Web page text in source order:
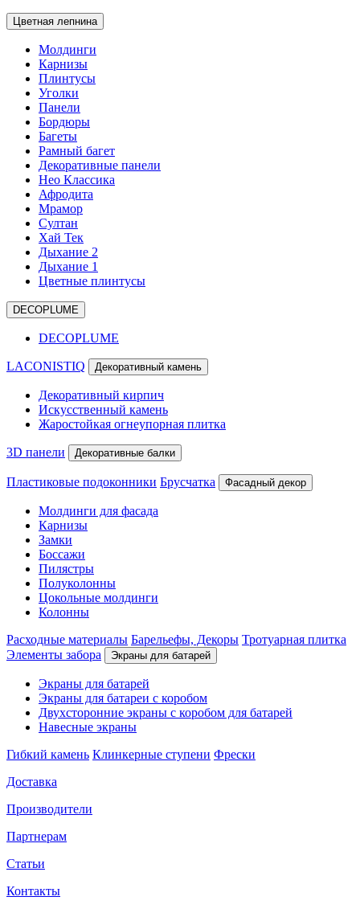
Цветная лепнина
Молдинги
Карнизы
Плинтусы
Уголки
Панели
Бордюры
Багеты
Рамный багет
Декоративные панели
Нео Классика
Афродита
Мрамор
Султан
Хай Тек
Дыхание 2
Дыхание 1
Цветные плинтусы
DECOPLUME
DECOPLUME
LACONISTIQ Декоративный камень
Декоративный кирпич
Искусственный камень
Жаростойкая огнеупорная плитка
3D панели Декоративные балки
Пластиковые подоконники Брусчатка Фасадный декор
Молдинги для фасада
Карнизы
Замки
Боссажи
Пилястры
Полуколонны
Цокольные молдинги
Колонны
Расходные материалы Барельефы, Декоры Тротуарная плитка
Элементы забора
Экраны для батарей
Экраны для батарей
Экраны для батареи с коробом
Двухсторонние экраны с коробом для батарей
Навесные экраны
Гибкий камень Клинкерные ступени Фрески
Доставка
Производители
Партнерам
Статьи
Контакты